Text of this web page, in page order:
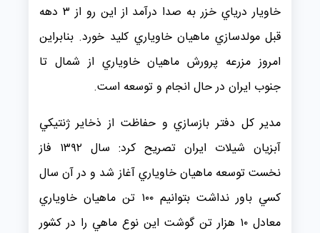
خاويار درياي خزر به صدا درآمد از اين رو از ۳ دهه
قبل مولدسازي ماهيان خاوياري كليد خورد. بنابراين
امروز مزرعه پرورش ماهيان خاوياري از شمال تا
جنوب ايران در حال انجام و توسعه است.
مدير كل دفتر بازسازي و حفاظت از ذخاير ژنتيكي
آبزيان شيلات ايران تصريح كرد: سال ۱۳۹۲ فاز
نخست توسعه ماهيان خاوياري آغاز شد و در آن سال
كسي باور نداشت بتوانيم ۱۰۰ تن ماهيان خاوياري
معادل ۱۰ هزار تن گوشت اين نوع ماهي را در كشور